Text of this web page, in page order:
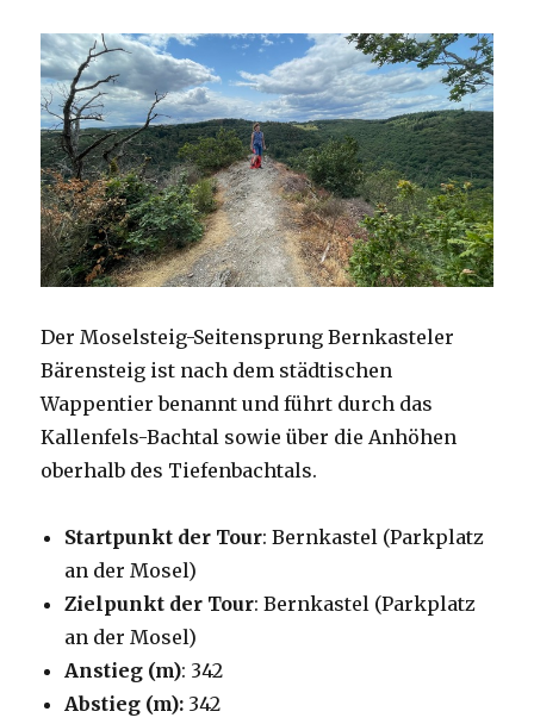
Der Moselsteig-Seitensprung Bernkasteler
Bärensteig ist nach dem städtischen
Wappentier benannt und führt durch das
Kallenfels-Bachtal sowie über die Anhöhen
oberhalb des Tiefenbachtals.
Startpunkt der Tour: Bernkastel (Parkplatz
an der Mosel)
Zielpunkt der Tour: Bernkastel (Parkplatz
an der Mosel)
Anstieg (m): 342
Abstieg (m): 342